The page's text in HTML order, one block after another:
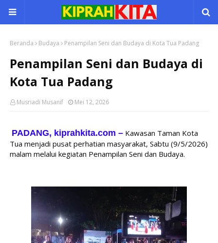
Beranda Budaya Penampilan Seni dan Budaya di Kota Tua Padang
Penampilan Seni dan Budaya di
Kota Tua Padang
Musriadi Musanif Mei 12, 2026
PADANG, kiprahkita.com – Kawasan Taman Kota
Tua menjadi pusat perhatian masyarakat, Sabtu (9/5/2026)
malam melalui kegiatan Penampilan Seni dan Budaya.